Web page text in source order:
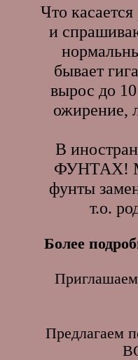
Что
и
бывает
вырос до 10
ожирение,
В
ФУНТАХ!
фунты
т.о.
Более
Предлагаем